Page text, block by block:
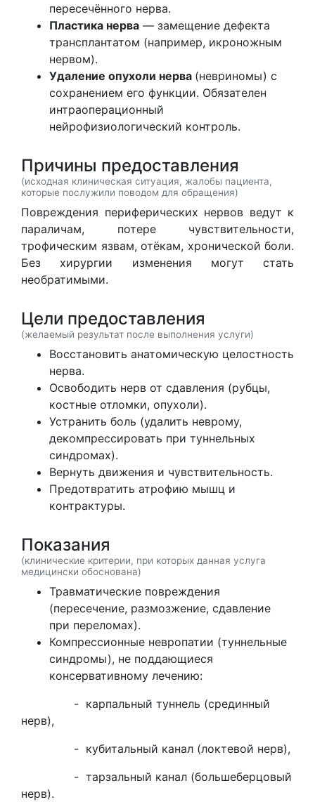
пересечённого нерва.
Пластика нерва — замещение дефекта
трансплантатом (например, икроножным
нервом).
Удаление опухоли нерва (невриномы) с
сохранением его функции. Обязателен
интраоперационный
нейрофизиологический контроль.
Причины предоставления
(исходная клиническая ситуация, жалобы пациента,
которые послужили поводом для обращения)
Повреждения периферических нервов ведут к
параличам, потере чувствительности,
трофическим язвам, отёкам, хронической боли.
Без хирургии изменения могут стать
необратимыми.
Цели предоставления
(желаемый результат после выполнения услуги)
Восстановить анатомическую целостность
нерва.
Освободить нерв от сдавления (рубцы,
костные отломки, опухоли).
Устранить боль (удалить неврому,
декомпрессировать при туннельных
синдромах).
Вернуть движения и чувствительность.
Предотвратить атрофию мышц и
контрактуры.
Показания
(клинические критерии, при которых данная услуга
медицински обоснована)
Травматические повреждения
(пересечение, размозжение, сдавление
при переломах).
Компрессионные невропатии (туннельные
синдромы), не поддающиеся
консервативному лечению:
- карпальный туннель (срединный
нерв),
- кубитальный канал (локтевой нерв),
- тарзальный канал (большеберцовый
нерв).